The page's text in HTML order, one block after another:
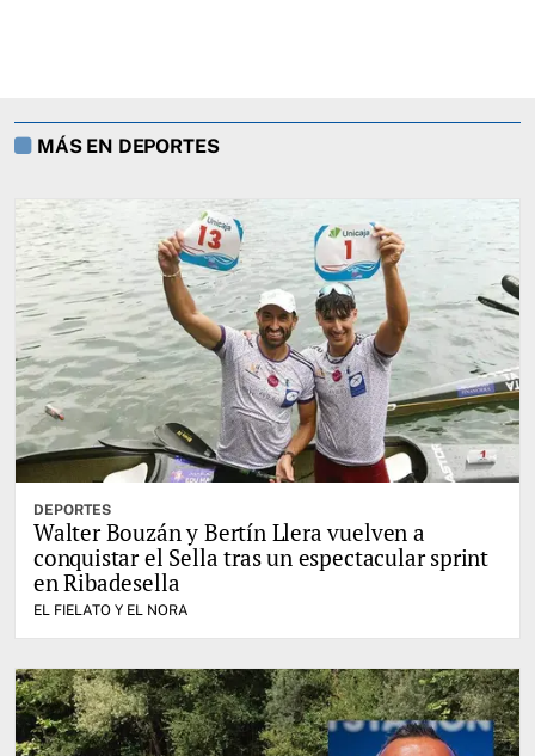
MÁS EN DEPORTES
DEPORTES
Walter Bouzán y Bertín Llera vuelven a
conquistar el Sella tras un espectacular sprint
en Ribadesella
EL FIELATO Y EL NORA